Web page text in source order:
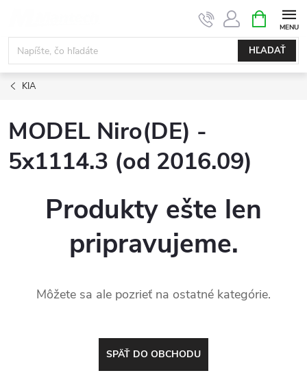
obsah
HĽADAŤ
KOŠÍK
KIA
MODEL Niro(DE) -
5x1114.3 (od 2016.09)
Produkty ešte len
pripravujeme.
Môžete sa ale pozrieť na ostatné kategórie.
SPÄŤ DO OBCHODU